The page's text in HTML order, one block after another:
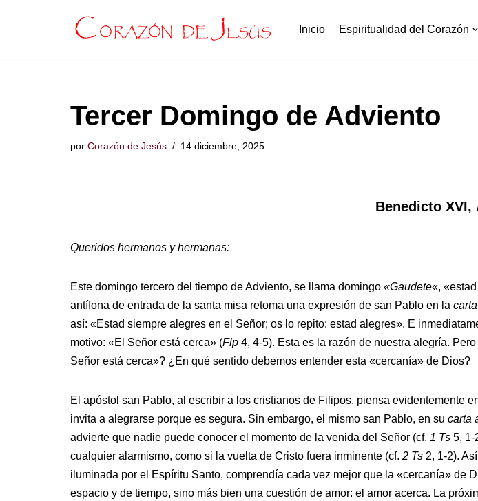
Inicio Espiritualidad del Corazón
Tercer Domingo de Adviento
por Corazón de Jesús 14 diciembre, 2025
Benedicto XVI,
Queridos hermanos y hermanas:
Este domingo tercero del tiempo de Adviento, se llama domingo «Gaudete«,
antífona de entrada de la santa misa retoma una expresión de san Pablo en la
así: «Estad siempre alegres en el Señor; os lo repito: estad alegres». E
motivo: «El Señor está cerca» (Flp 4, 4-5). Esta es la razón de nuestra alegría.
Señor está cerca»? ¿En qué sentido debemos entender esta «cercanía» de Dios?
El apóstol san Pablo, al escribir a los cristianos de Filipos, piensa evidentemente
invita a alegrarse porque es segura. Sin embargo, el mismo san Pablo, en su carta
advierte que nadie puede conocer el momento de la venida del Señor (cf. 1 Ts 5, 1-
cualquier alarmismo, como si la vuelta de Cristo fuera inminente (cf. 2 Ts 2, 1-2).
iluminada por el Espíritu Santo, comprendía cada vez mejor que la «cercanía» de
espacio y de tiempo, sino más bien una cuestión de amor: el amor acerca. La